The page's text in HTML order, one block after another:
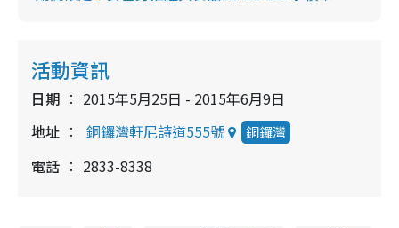
活動資訊
日期
2015年5月25日 - 2015年6月9日
地址
銅鑼灣軒尼詩道555號 銅鑼灣
電話 2833-8338